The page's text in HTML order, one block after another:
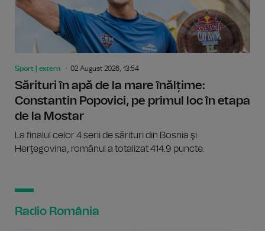
Sport | extern 02 August 2026, 13:54
Sărituri în apă de la mare înălțime:
Constantin Popovici, pe primul loc în etapa
de la Mostar
La finalul celor 4 serii de sărituri din Bosnia şi
Herţegovina, românul a totalizat 414.9 puncte.
Radio România